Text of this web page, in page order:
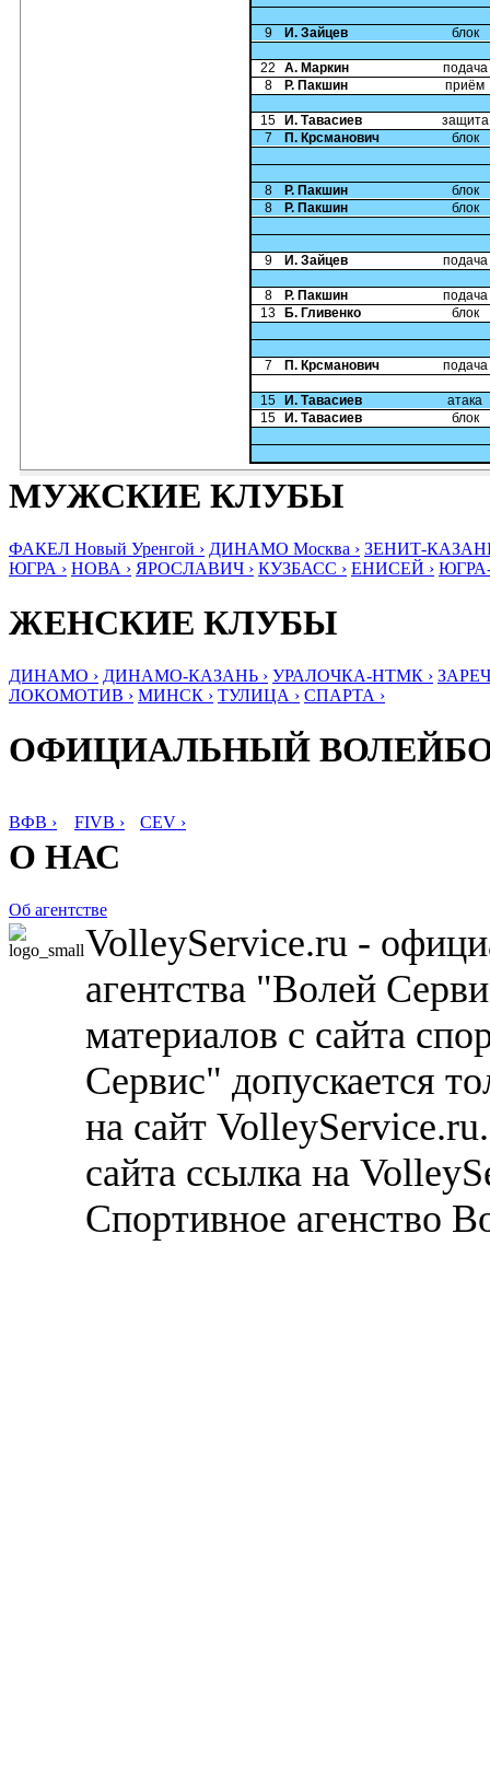
9 И. Зайцев блок
22 А. Маркин
подача
8
Р. Пакшин приём
15 И. Тавасиев
защита
7
П. Крсманович блок
8 Р. Пакшин
блок
8
Р. Пакшин блок
9 И. Зайцев подача
8 Р. Пакшин
подача
13
Б. Гливенко блок
7 П. Крсманович подача
15 И. Тавасиев
атака
15
И. Тавасиев блок
МУЖСКИЕ КЛУБЫ
ФАКЕЛ Новый Уренгой › ДИНАМО Москва › ЗЕНИТ-
ЮГРА › НОВА › ЯРОСЛАВИЧ › КУЗБАСС › ЕНИСЕЙ ›
ЖЕНСКИЕ КЛУБЫ
ДИНАМО › ДИНАМО-КАЗАНЬ › УРАЛОЧКА-НТМК ›
ЛОКОМОТИВ › МИНСК › ТУЛИЦА › СПАРТА ›
ОФИЦИАЛЬНЫЙ
ВФВ › FIVB › CEV ›
О НАС
Об агентстве
VolleyService.ru -
агентства "Волей
материалов с сайта
Сервис" допускается
на сайт
сайта ссылка на
Спортивное агенство